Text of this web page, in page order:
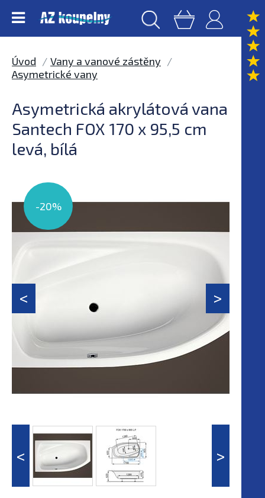
Úvod
Vany a vanové zástěny
Asymetrické vany
Asymetrická akrylátová vana
Santech FOX 170 x 95,5 cm
levá, bílá
-20%